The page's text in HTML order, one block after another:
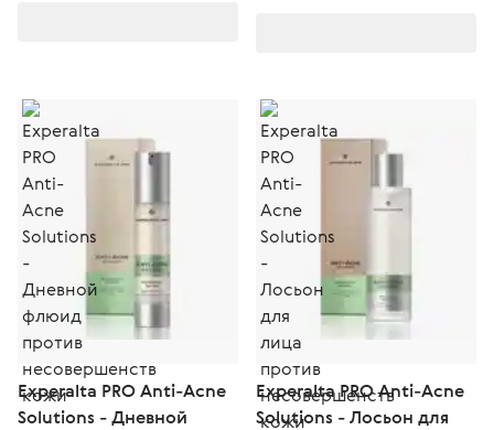
Experalta PRO Anti-Acne
Solutions - Дневной
Experalta PRO Anti-Acne
Solutions - Лосьон для